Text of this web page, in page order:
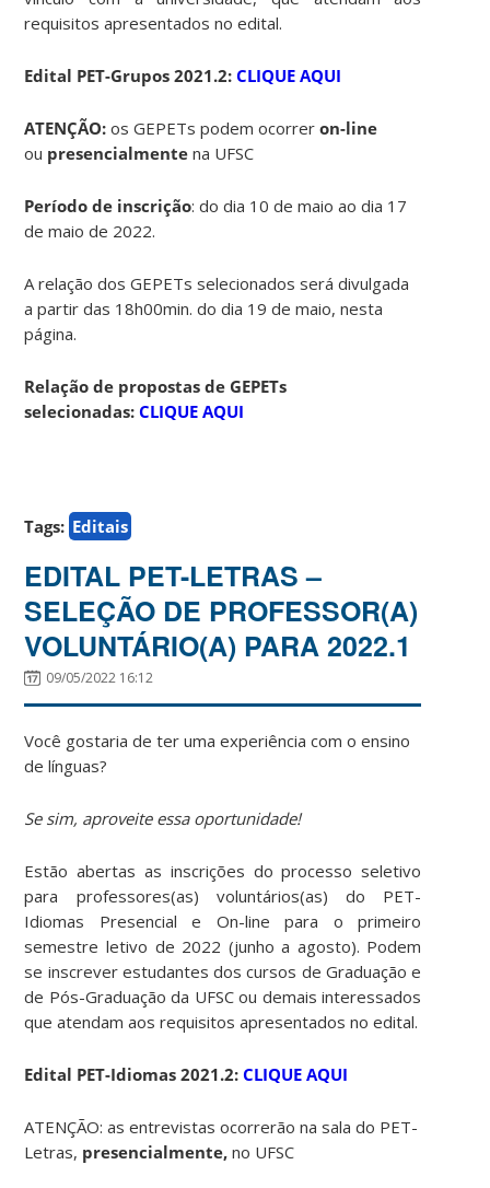
requisitos apresentados no edital.
Edital PET-Grupos 2021.2:CLIQUE AQUI
ATENÇÃO: os GEPETs podem ocorreron-line
ou presencialmente na UFSC
Período de inscrição: do dia 10 de maio ao dia 17
de maio de 2022.
A relação dos GEPETs selecionados será divulgada
a partir das 18h00min. do dia 19 de maio, nesta
página.
Relação de propostas de GEPETs
selecionadas:CLIQUE AQUI
Tags: Editais
EDITAL PET-LETRAS –
SELEÇÃO DE PROFESSOR(A)
VOLUNTÁRIO(A) PARA 2022.1
09/05/2022 16:12
Você gostaria de ter uma experiência com o ensino
de línguas?
Se sim, aproveite essa oportunidade!
Estão abertas as inscrições do processo seletivo
para professores(as) voluntários(as) do PET-
Idiomas Presencial e On-line para o primeiro
semestre letivo de 2022 (junho a agosto). Podem
se inscrever estudantes dos cursos de Graduação e
de Pós-Graduação da UFSC ou demais interessados
que atendam aos requisitos apresentados no edital.
Edital PET-Idiomas 2021.2:CLIQUE AQUI
ATENÇÃO: as entrevistas ocorrerão na sala do PET-
Letras, presencialmente, no UFSC